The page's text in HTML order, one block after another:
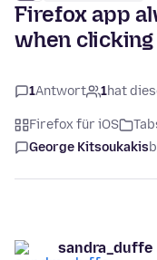
Firefox app
when
1Antwort 1hat
Firefox für iOS
George Kitsoukakis
sandra_duffe